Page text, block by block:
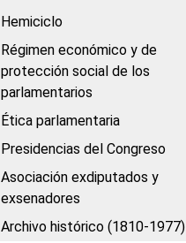
Hemiciclo
Régimen económico y de
protección social de los
parlamentarios
Ética parlamentaria
Presidencias del Congreso
Asociación exdiputados y
exsenadores
Archivo histórico (1810-1977)